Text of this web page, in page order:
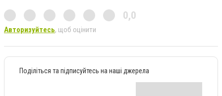
0,0
Авторизуйтесь, щоб оцінити
Поділіться та підписуйтесь на наші джерела